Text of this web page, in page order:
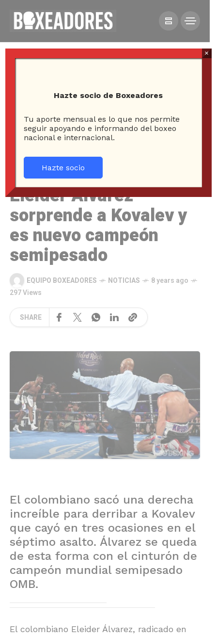
HOME
NOTICIAS
ELEIDER ÁLVAREZ SORPRENDE A KOVALEV Y ES NUEVO
CAMPEÓN SEMIPESADO
Eleider Álvarez
sorprende a Kovalev y
es nuevo campeón
semipesado
EQUIPO BOXEADORES NOTICIAS
8 years ago
297 Views
SHARE
El colombiano sacó una derecha
increíble para derribar a Kovalev
que cayó en tres ocasiones en el
séptimo asalto. Álvarez se queda
de esta forma con el cinturón de
campeón mundial semipesado
OMB.
El colombiano Eleider Álvarez, radicado en
Hazte socio de Boxeadores
Tu aporte mensual es lo que nos permite
seguir apoyando e informando del boxeo
nacional e internacional.
Hazte socio
×